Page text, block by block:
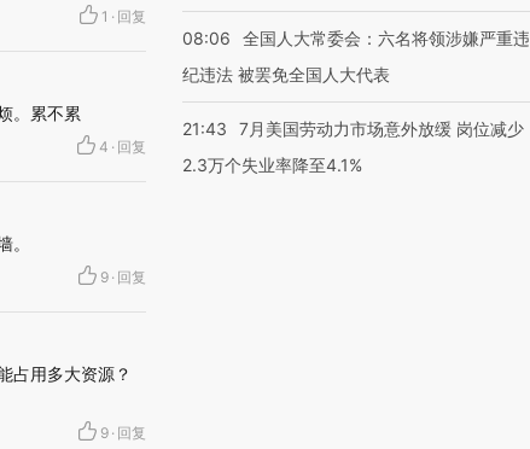
1 · 回复
。累不累
4 · 回复
9 · 回复
占用多大资源？
9 · 回复
08:06
全国人大常委会：六名将领涉嫌严重违
纪违法 被罢免全国人大代表
21:43
7月美国劳动力市场意外放缓 岗位减少
2.3万个失业率降至4.1%